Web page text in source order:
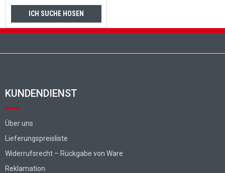
ICH SUCHE HOSEN
KUNDENDIENST
Über uns
Lieferungspreisliste
Widerrufsrecht – Rückgabe von Ware
Reklamation